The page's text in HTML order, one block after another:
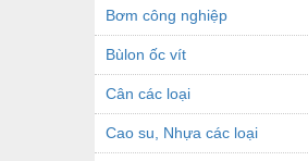
Bơm công nghiệp
Bùlon ốc vít
Cân các loại
Cao su, Nhựa các loại